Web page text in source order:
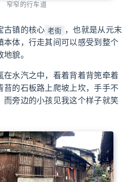
窄窄的行车道
古镇的核心 老街 ，也就是从元末
本体，行走其间可以感受到整个
貌。
在水汽之中，看着背着背篼牵着
苔的石板路上爬坡上坎，手手不
而旁边的小孩见我这个样子就笑